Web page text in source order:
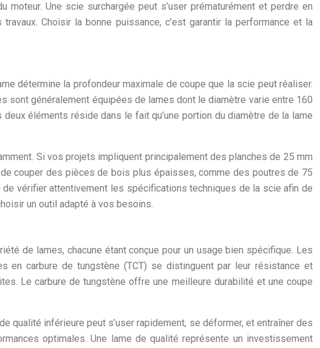
Une scie surchargée peut s’user prématurément et perdre en
Choisir la bonne puissance, c’est garantir la performance et la
détermine la profondeur maximale de coupe que la scie peut réaliser.
sont généralement équipées de lames dont le diamètre varie entre 160
éléments réside dans le fait qu’une portion du diamètre de la lame
Si vos projets impliquent principalement des planches de 25 mm
couper des pièces de bois plus épaisses, comme des poutres de 75
vérifier attentivement les spécifications techniques de la scie afin de
un outil adapté à vos besoins.
de lames, chacune étant conçue pour un usage bien spécifique. Les
en carbure de tungstène (TCT) se distinguent par leur résistance et
Le carbure de tungstène offre une meilleure durabilité et une coupe
qualité inférieure peut s’user rapidement, se déformer, et entraîner des
optimales. Une lame de qualité représente un investissement